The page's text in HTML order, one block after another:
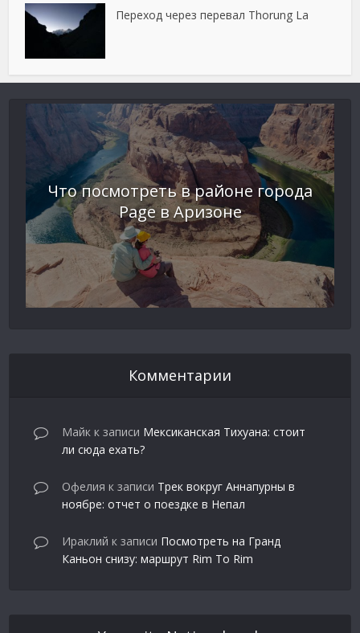
Переход через перевал Thorung La
Что посмотреть в районе города
Page в Аризоне
Комментарии
Майк к записи Мексиканская Тихуана: стоит
ли сюда ехать?
Офелия к записи Трек вокруг Аннапурны в
ноябре: отчет о поездке в Непал
Ираклий к записи Посмотреть на Гранд
Каньон снизу: маршрут Rim To Rim